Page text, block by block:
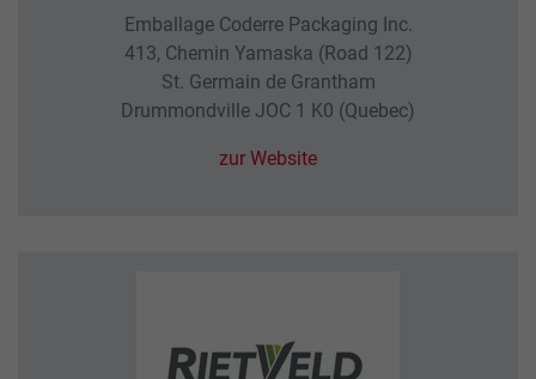
Emballage Coderre Packaging Inc.
413, Chemin Yamaska (Road 122)
St. Germain de Grantham
Drummondville JOC 1 K0 (Quebec)
zur Website